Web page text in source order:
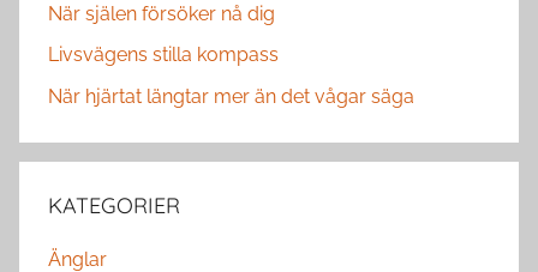
När själen försöker nå dig
Livsvägens stilla kompass
När hjärtat längtar mer än det vågar säga
KATEGORIER
Änglar